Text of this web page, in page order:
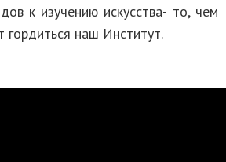
к изучению искусства- то, чем
гордиться наш Институт.